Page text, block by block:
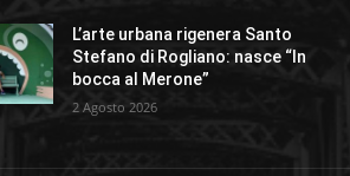
L’arte urbana rigenera Santo
Stefano di Rogliano: nasce “In
bocca al Merone”
2 Agosto 2026